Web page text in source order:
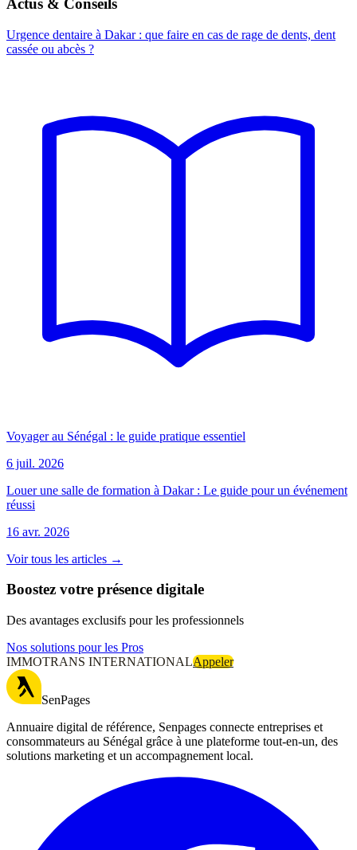
Actus & Conseils
Urgence dentaire à Dakar : que faire en cas de rage de dents, dent
cassée ou abcès ?
Voyager au Sénégal : le guide pratique essentiel
6 juil. 2026
Louer une salle de formation à Dakar : Le guide pour un événement
réussi
16 avr. 2026
Voir tous les articles →
Boostez votre présence digitale
Des avantages exclusifs pour les professionnels
Nos solutions pour les Pros
IMMOTRANS INTERNATIONALAppeler
SenPages
Annuaire digital de référence, Senpages connecte entreprises et
consommateurs au Sénégal grâce à une plateforme tout-en-un, des
solutions marketing et un accompagnement local.